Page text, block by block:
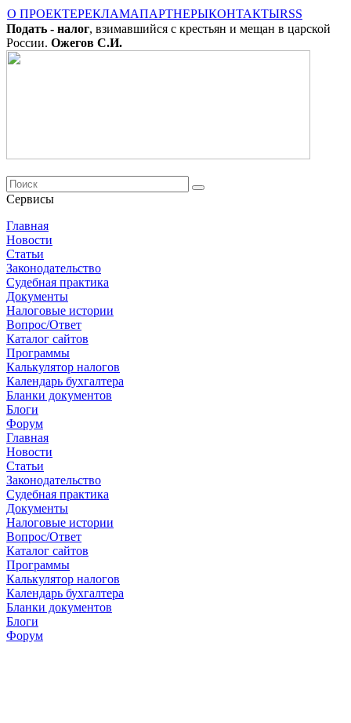
О ПРОЕКТЕРЕКЛАМАПАРТНЕРЫКОНТАКТЫRSS
Подать - налог, взимавшийся с крестьян и мещан в царской
России. Ожегов С.И.
Сервисы
Главная
Новости
Cтатьи
Законодательство
Судебная практика
Документы
Налоговые истории
Вопрос/Ответ
Каталог сайтов
Программы
Калькулятор налогов
Календарь бухгалтера
Бланки документов
Блоги
Форум
Главная
Новости
Cтатьи
Законодательство
Судебная практика
Документы
Налоговые истории
Вопрос/Ответ
Каталог сайтов
Программы
Калькулятор налогов
Календарь бухгалтера
Бланки документов
Блоги
Форум